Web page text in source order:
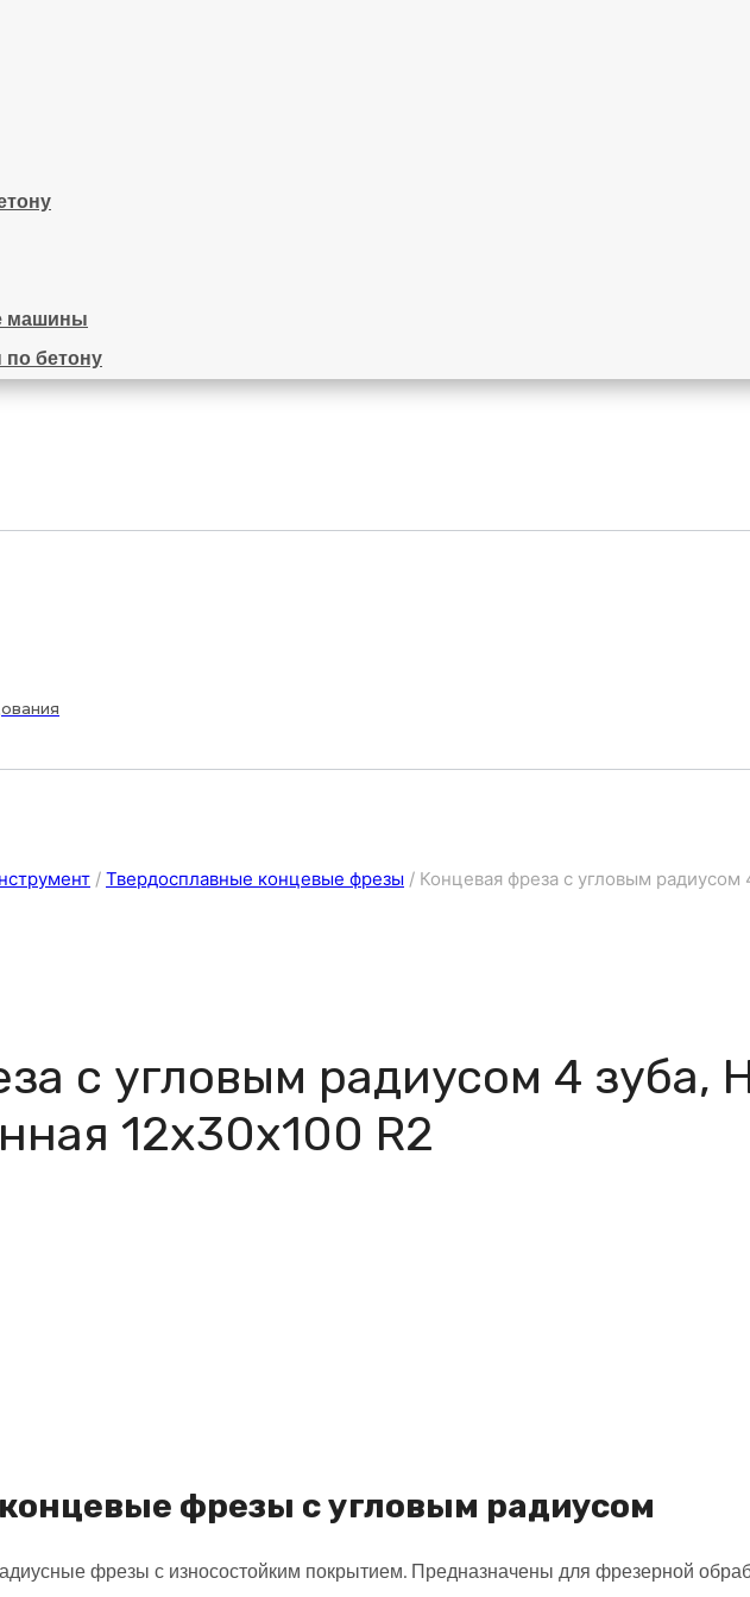
машины
бетону
/ Твердосплавные концевые фрезы / Концевая фреза с угловым радиусом
с угловым радиусом 4 зуба,
12х30х100 R2
фрезы с угловым радиусом
фрезы с износостойким покрытием. Предназначены для фрезерной